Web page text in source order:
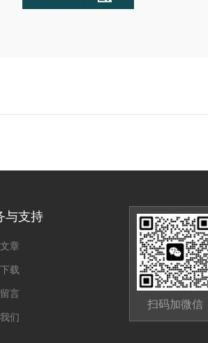
与支持
章
载
言
们
扫码加微信